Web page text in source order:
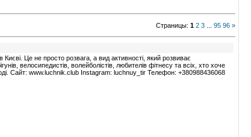
Страницы: 1 2 3 95 96 »
Це не просто розвага, а вид активності, який розвиває
велосипедистів, волейболістів, любителів фітнесу та всіх, хто хоче
Сайт: www.luchnik.club Instagram: luchnuy_tir Телефон: +380988436068